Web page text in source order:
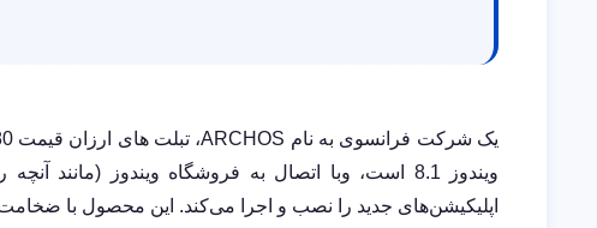
ویندوز 8.1 است، وبا اتصال به فروشگاه ویندوز
اپلیکیشن‌های جدید را نصب و اجرا می‌کند. این محصول با ضخامت 8.6 میلی متر و وزن 360 گرم در بازار موجود می